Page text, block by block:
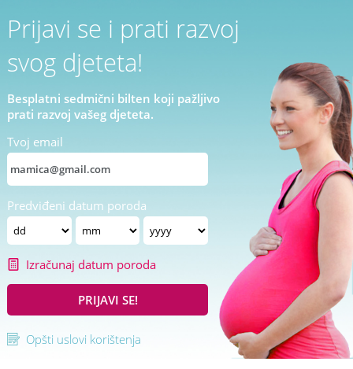
Prijavi se i prati razvoj
svog djeteta!
Besplatni sedmični bilten koji pažljivo
prati razvoj vašeg djeteta.
Tvoj email
Predviđeni datum poroda
Izračunaj datum poroda
PRIJAVI SE!
Opšti uslovi korištenja